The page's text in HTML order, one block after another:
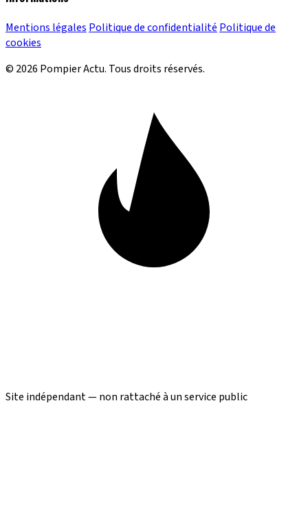
Mentions légales Politique de confidentialité Politique de
cookies
© 2026 Pompier Actu. Tous droits réservés.
Site indépendant — non rattaché à un service public